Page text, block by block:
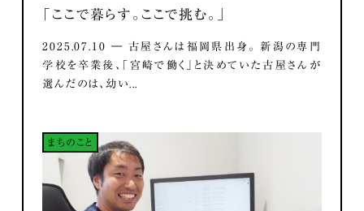
「ここで暮らす。ここで挑む。」
2025.07.10 ― 古屋さんは福岡県出身。 新潟の専門
学校を卒業後、「宮崎で働く」と決めていた古屋さんが
選んだのは、幼い...
まちのこと